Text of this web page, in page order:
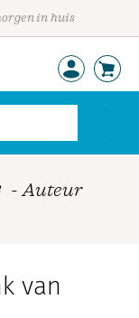
in huis
- Auteur
van